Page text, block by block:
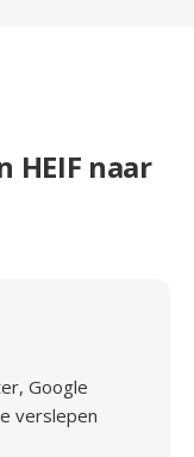
HEIF naar
Google
verslepen